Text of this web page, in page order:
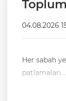
04.08.2026
Her sabah